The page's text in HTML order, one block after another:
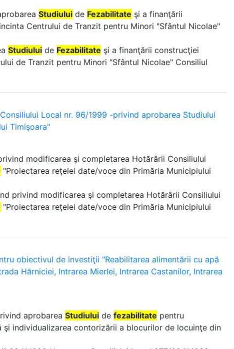
Studiului de Fezabilitate şi a finanţării
Centrului de Tranzit pentru Minori "Sfântul Nicolae"
Studiului de Fezabilitate şi a finanţării construcţiei
de Tranzit pentru Minori "Sfântul Nicolae" Consiliul
Local nr. 96/1999 -privind aprobarea Studiului
Timişoara"
modificarea şi completarea Hotărârii Consiliului
"Proiectarea reţelei date/voce din Primăria Municipiului
privind modificarea şi completarea Hotărârii Consiliului
"Proiectarea reţelei date/voce din Primăria Municipiului
obiectivul de investiţii "Reabilitarea alimentării cu apă
Hărniciei, Intrarea Mierlei, Intrarea Castanilor, Intrarea
aprobarea Studiului de fezabilitate pentru
individualizarea contorizării a blocurilor de locuinţe din